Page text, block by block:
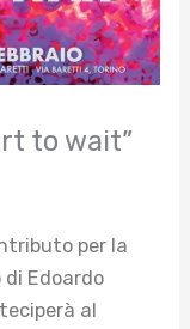
to wait”
per la
Edoardo
al